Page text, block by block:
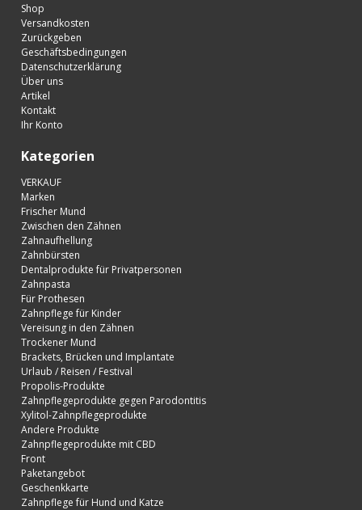
Shop
Versandkosten
Zurückgeben
Geschäftsbedingungen
Datenschutzerklärung
Über uns
Artikel
Kontakt
Ihr Konto
Kategorien
VERKAUF
Marken
Frischer Mund
Zwischen den Zähnen
Zahnaufhellung
Zahnbürsten
Dentalprodukte für Privatpersonen
Zahnpasta
Für Prothesen
Zahnpflege für Kinder
Vereisung in den Zähnen
Trockener Mund
Brackets, Brücken und Implantate
Urlaub / Reisen / Festival
Propolis-Produkte
Zahnpflegeprodukte gegen Parodontitis
Xylitol-Zahnpflegeprodukte
Andere Produkte
Zahnpflegeprodukte mit CBD
Front
Paketangebot
Geschenkkarte
Zahnpflege für Hund und Katze